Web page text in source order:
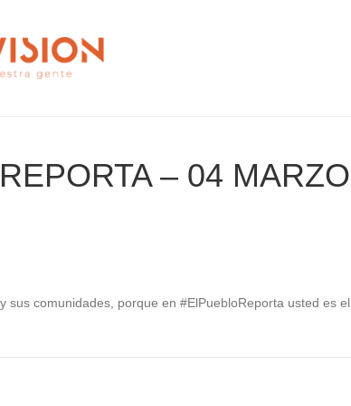
– 04 MARZO
sus comunidades, porque en #ElPuebloReporta usted es el